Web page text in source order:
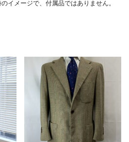
イメージで、付属品ではありません。